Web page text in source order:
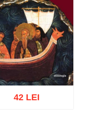
42 LEI